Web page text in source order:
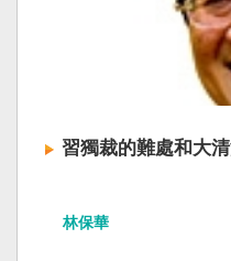
視北京黑手伸進台灣
顧國際反對，實施「
「對中政策跨國議會
明，譴責嚴重違反基
同主席中谷元、
次彰顯這份聲明的立
受IPAC的聲明，台灣
更透過跨國鎮壓手段
習獨裁的難處和大
中全會。本來以為在
林保華